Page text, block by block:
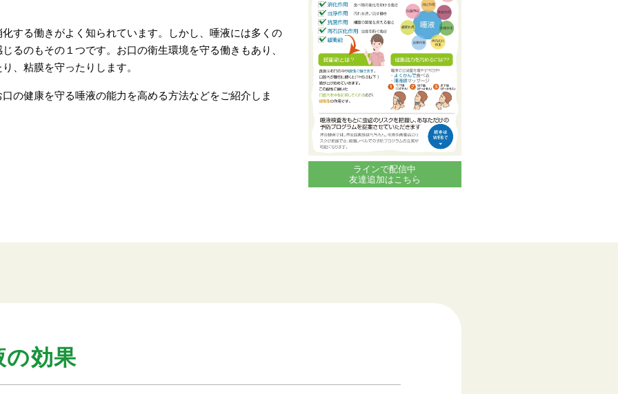
する働きがよく知られています。しかし、唾液には多くの
るのもその１つです。お口の衛生環境を守る働きもあり、
、粘膜を守ったりします。
の健康を守る唾液の能力を高める方法などをご紹介しま
ラインで配信中
友達追加はこちら
の効果